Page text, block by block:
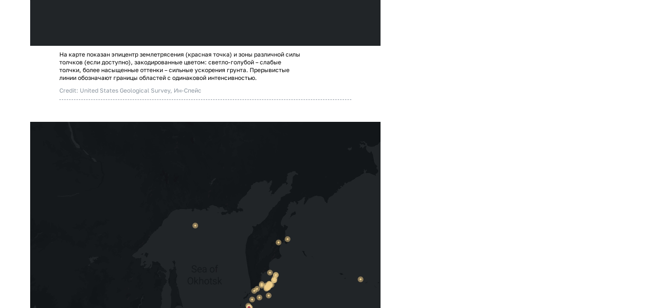
На карте показан эпицентр землетрясения (красная точка) и зоны различной силы
толчков (если доступно), закодированные цветом: светло-голубой – слабые
толчки, более насыщенные оттенки – сильные ускорения грунта. Прерывистые
линии обозначают границы областей с одинаковой интенсивностью.
Credit: United States Geological Survey, Ин-Спейс